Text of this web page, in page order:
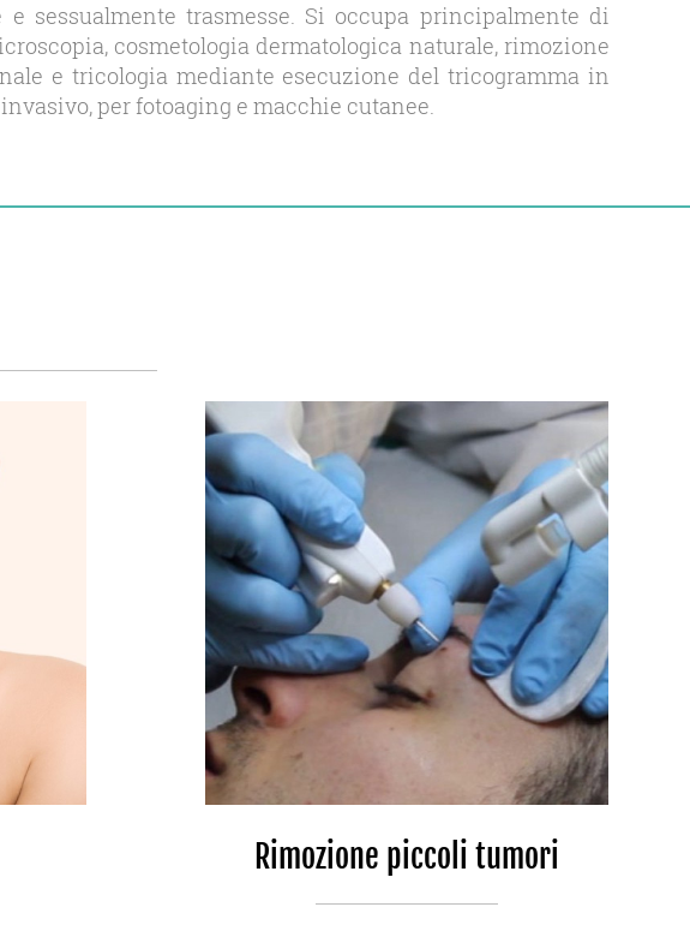
sessualmente trasmesse. Si occupa principalmente di
cosmetologia dermatologica naturale, rimozione
e tricologia mediante esecuzione del tricogramma in
per fotoaging e macchie cutanee.
Rimozione piccoli tumori